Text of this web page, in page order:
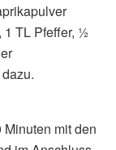
1 TL Pfeffer, ½
mit den